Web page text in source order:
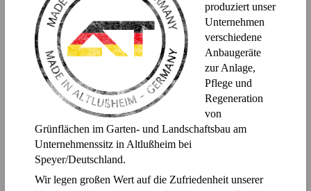
produziert unser
Unternehmen
verschiedene
Anbaugeräte
zur Anlage,
Pflege und
Regeneration
von
Grünflächen im Garten- und Landschaftsbau am
Unternehmenssitz in Altlußheim bei
Speyer/Deutschland.
Wir legen großen Wert auf die Zufriedenheit unserer